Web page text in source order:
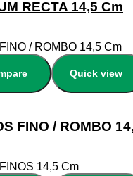
RECTA 14,5 Cm
Quick view
FINO / ROMBO